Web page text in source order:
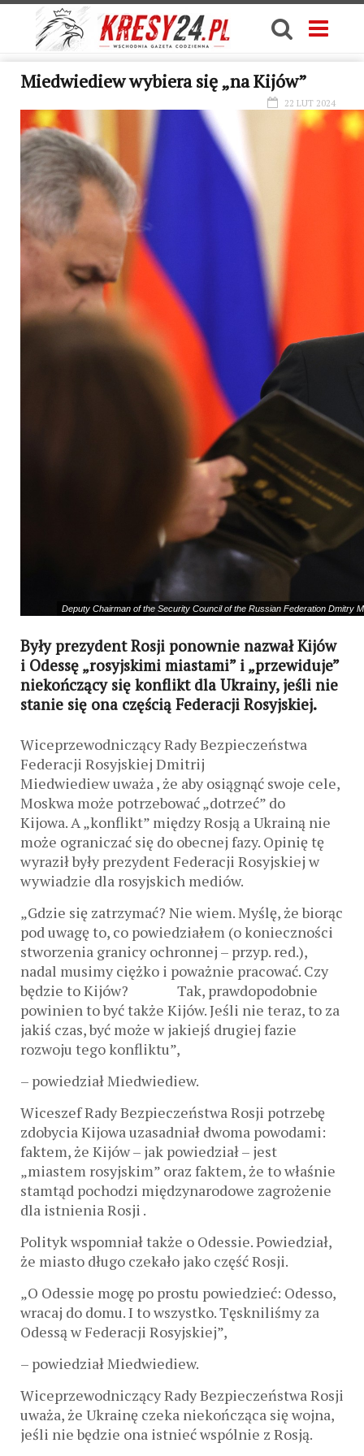
Miedwiediew wybiera się „na Kijów”
22 LUT 2024
Deputy Chairman of the Security Council of the Russian Federation Dmitry
Były prezydent Rosji ponownie nazwał Kijów
i Odessę „rosyjskimi miastami” i „przewiduje”
niekończący się konflikt dla Ukrainy, jeśli nie
stanie się ona częścią Federacji Rosyjskiej.
Wiceprzewodniczący Rady Bezpieczeństwa
Federacji Rosyjskiej Dmitrij
Miedwiediew uważa , że ​​aby osiągnąć swoje cele,
Moskwa może potrzebować „dotrzeć” do
Kijowa. A „konflikt” między Rosją a Ukrainą nie
może ograniczać się do obecnej fazy. Opinię tę
wyraził były prezydent Federacji Rosyjskiej w
wywiadzie dla rosyjskich mediów.
„Gdzie się zatrzymać? Nie wiem. Myślę, że biorąc
pod uwagę to, co powiedziałem (o konieczności
stworzenia granicy ochronnej – przyp. red.),
nadal musimy ciężko i poważnie pracować. Czy
będzie to Kijów? Tak, prawdopodobnie
powinien to być także Kijów. Jeśli nie teraz, to za
jakiś czas, być może w jakiejś drugiej fazie
rozwoju tego konfliktu”,
– powiedział Miedwiediew.
Wiceszef Rady Bezpieczeństwa Rosji potrzebę
zdobycia Kijowa uzasadniał dwoma powodami:
faktem, że Kijów – jak powiedział – jest
„miastem rosyjskim” oraz faktem, że to właśnie
stamtąd pochodzi międzynarodowe zagrożenie
dla istnienia Rosji .
Polityk wspomniał także o Odessie. Powiedział,
że miasto długo czekało jako część Rosji.
„O Odessie mogę po prostu powiedzieć: Odesso,
wracaj do domu. I to wszystko. Tęskniliśmy za
Odessą w Federacji Rosyjskiej”,
– powiedział Miedwiediew.
Wiceprzewodniczący Rady Bezpieczeństwa Rosji
uważa, że ​​Ukrainę czeka niekończąca się wojna,
jeśli nie będzie ona istnieć wspólnie z Rosją.